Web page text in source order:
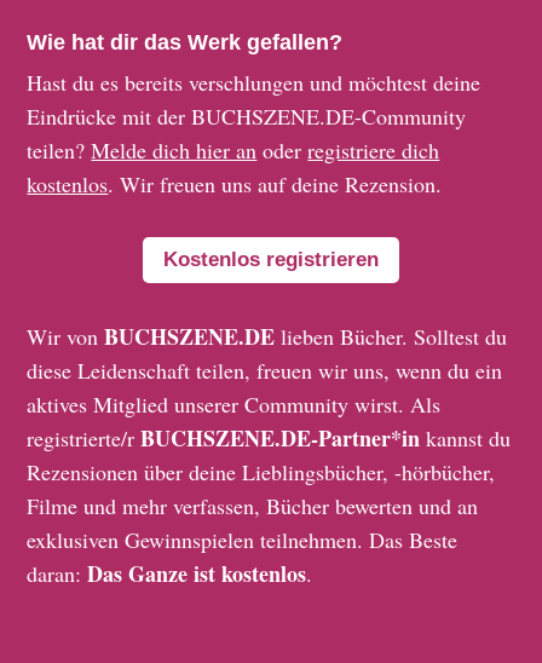
Wie hat dir das Werk gefallen?
Hast du es bereits verschlungen und möchtest deine
Eindrücke mit der BUCHSZENE.DE-Community
teilen?Melde dich hier an oderregistriere dich
kostenlos. Wir freuen uns auf deine Rezension.
Kostenlos registrieren
Wir vonBUCHSZENE.DE lieben Bücher. Solltest du
diese Leidenschaft teilen, freuen wir uns, wenn du ein
aktives Mitglied unserer Community wirst. Als
registrierte/rBUCHSZENE.DE-Partner*in kannst du
Rezensionen über deine Lieblingsbücher, -hörbücher,
Filme und mehr verfassen, Bücher bewerten und an
exklusiven Gewinnspielen teilnehmen. Das Beste
daran:Das Ganze ist kostenlos.